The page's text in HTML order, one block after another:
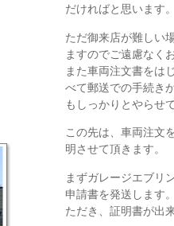
だければと思います。
ただ御来店が難しい
ますのでご遠慮なく
また車両注文書をは
べて郵送での手続き
もしっかりとやらせ
この先は、車両注文
明させて頂きます。
まずガレージエブリ
申請書を発送します
ただき、証明書が出